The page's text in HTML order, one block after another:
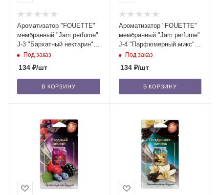
Ароматизатор "FOUETTE"
мембранный "Jam perfume"
J-3 "Бархатный нектарин"
/40Под заказ
134 ₽/шт
В КОРЗИНУ
Ароматизатор "FOUETTE"
мембранный "Jam perfume"
J-4 "Парфюмерный микс"
/40Под заказ
134₽/шт
В КОРЗИНУ